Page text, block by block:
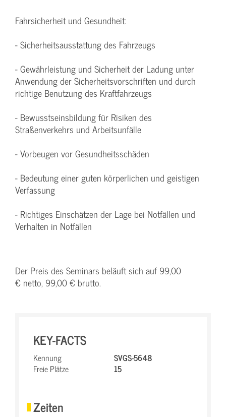
Fahrsicherheit und Gesundheit:
- Sicherheitsausstattung des Fahrzeugs
- Gewährleistung und Sicherheit der Ladung unter
Anwendung der Sicherheitsvorschriften und durch
richtige Benutzung des Kraftfahrzeugs
- Bewusstseinsbildung für Risiken des
Straßenverkehrs und Arbeitsunfälle
- Vorbeugen vor Gesundheitsschäden
- Bedeutung einer guten körperlichen und geistigen
Verfassung
- Richtiges Einschätzen der Lage bei Notfällen und
Verhalten in Notfällen
Der Preis des Seminars beläuft sich auf 99,00
€ netto, 99,00 € brutto.
KEY-FACTS
Kennung
SVGS-5648
Freie Plätze
15
Zeiten